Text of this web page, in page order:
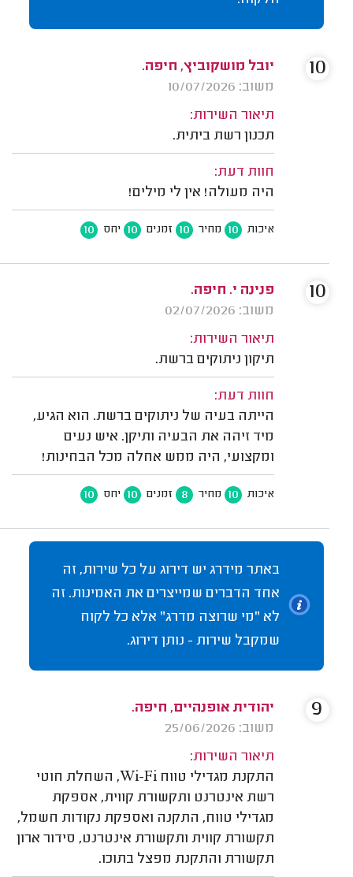
יובל מושקוביץ, חיפה.
משוב: 10/07/2026
תיאור השירות:
תכנון רשת ביתית.
חוות דעת:
היה מעולה! אין לי מילים!
איכות 10 מחיר 10 זמנים 10 יחס 10
10
פנינה י. חיפה.
משוב: 02/07/2026
תיאור השירות:
תיקון ניתוקים ברשת.
חוות דעת:
הייתה בעיה של ניתוקים ברשת. הוא הגיע,
מיד זיהה את הבעיה ותיקן. איש נעים
ומקצועי, היה ממש אחלה מכל הבחינות!
איכות 10 מחיר 8 זמנים 10 יחס 10
10
באתר מידרג יש דירוג על כל שירות, זה
אחד הדברים שמייצרים את האמינות. זה
לא "מי שרוצה מדרג" אלא כל לקוח
שמקבל שירות - נותן דירוג.
יהודית אופנהיים, חיפה.
משוב: 25/06/2026
תיאור השירות:
התקנת מגדילי טווח Wi-Fi, השחלת חוטי
רשת אינטרנט ותקשורת קווית, אספקת
מגדילי טווח, התקנה ואספקת נקודות חשמל,
תקשורת קווית ותקשורת אינטרנט, סידור ארון
תקשורת והתקנת מפצל בתוכו.
9